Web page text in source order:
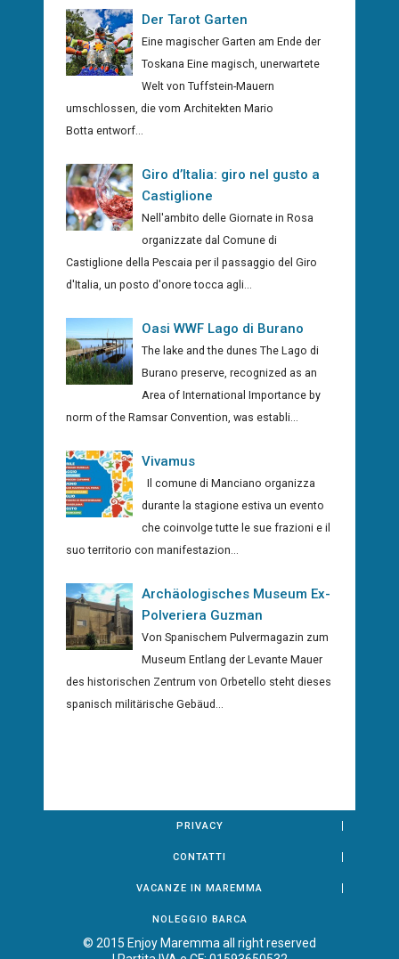
Der Tarot Garten
Eine magischer Garten am Ende der
Toskana Eine magisch, unerwartete
Welt von Tuffstein-Mauern
umschlossen, die vom Architekten Mario
Botta entworf...
Giro d’Italia: giro nel gusto a
Castiglione
Nell'ambito delle Giornate in Rosa
organizzate dal Comune di
Castiglione della Pescaia per il passaggio del Giro
d'Italia, un posto d'onore tocca agli...
Oasi WWF Lago di Burano
The lake and the dunes The Lago di
Burano preserve, recognized as an
Area of International Importance by
norm of the Ramsar Convention, was establi...
Vivamus
Il comune di Manciano organizza
durante la stagione estiva un evento
che coinvolge tutte le sue frazioni e il
suo territorio con manifestazion...
Archäologisches Museum Ex-
Polveriera Guzman
Von Spanischem Pulvermagazin zum
Museum Entlang der Levante Mauer
des historischen Zentrum von Orbetello steht dieses
spanisch militärische Gebäud...
PRIVACY
CONTATTI
VACANZE IN MAREMMA
NOLEGGIO BARCA
© 2015 Enjoy Maremma all right reserved